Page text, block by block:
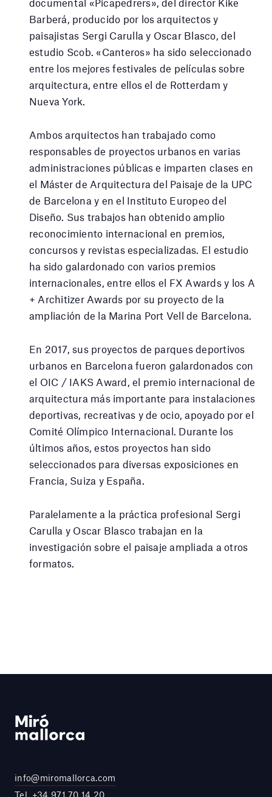
Barberá, producido por los arquitectos y
paisajistas Sergi Carulla y Oscar Blasco, del
estudio Scob. «Canteros» ha sido seleccionado
entre los mejores festivales de películas sobre
arquitectura, entre ellos el de Rotterdam y
Nueva York.
Ambos arquitectos han trabajado como
responsables de proyectos urbanos en varias
administraciones públicas e imparten clases en
el Máster de Arquitectura del Paisaje de la UPC
de Barcelona y en el Instituto Europeo del
Diseño. Sus trabajos han obtenido amplio
reconocimiento internacional en premios,
concursos y revistas especializadas. El estudio
ha sido galardonado con varios premios
internacionales, entre ellos el FX Awards y los A
+ Architizer Awards por su proyecto de la
ampliación de la Marina Port Vell de Barcelona.
En 2017, sus proyectos de parques deportivos
urbanos en Barcelona fueron galardonados con
el OIC / IAKS Award, el premio internacional de
arquitectura más importante para instalaciones
deportivas, recreativas y de ocio, apoyado por el
Comité Olímpico Internacional. Durante los
últimos años, estos proyectos han sido
seleccionados para diversas exposiciones en
Francia, Suiza y España.
Paralelamente a la práctica profesional Sergi
Carulla y Oscar Blasco trabajan en la
investigación sobre el paisaje ampliada a otros
formatos.
info@miromallorca.com
Tel. +34 971 70 14 20